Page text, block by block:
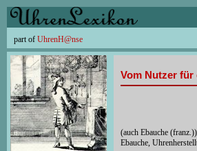
part of UhrenH@nse
Vom Nutzer für
(auch Ebauche
Ebauche,